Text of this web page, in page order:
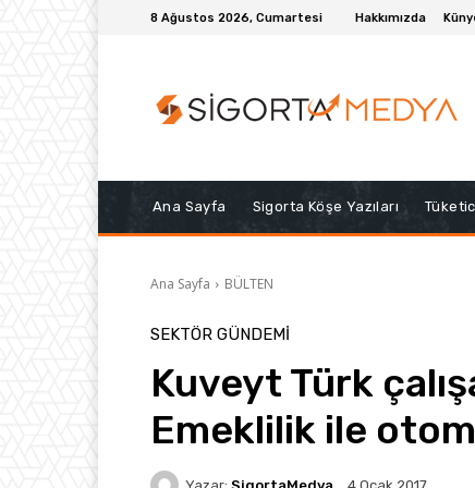
8 Ağustos 2026, Cumartesi Hakkımızda
Ana Sayfa Sigorta Köşe Yazıları
Ana Sayfa BÜLTEN
SEKTÖR GÜNDEMİ
Kuveyt Türk
Emeklilik ile